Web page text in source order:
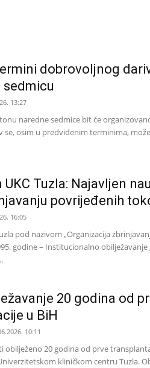
dobrovoljnog
sedmicu
13:27
naredne sedmice bit će
se, osim u predviđenim terminima,
UKC Tuzla: Najavljen
povrijeđenih
16:05
pod nazivom „Organizacija
godine – Institucionalno
20 godina od
u BiH
10:11
obilježeno 20 godina od prve
kliničkom centru Tuzla.